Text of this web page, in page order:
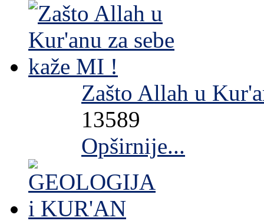
Zašto Allah u
13589
Opširnije...